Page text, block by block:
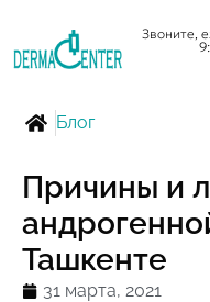
Звоните,
Блог
Причины и
Ташкенте
31 марта, 2021